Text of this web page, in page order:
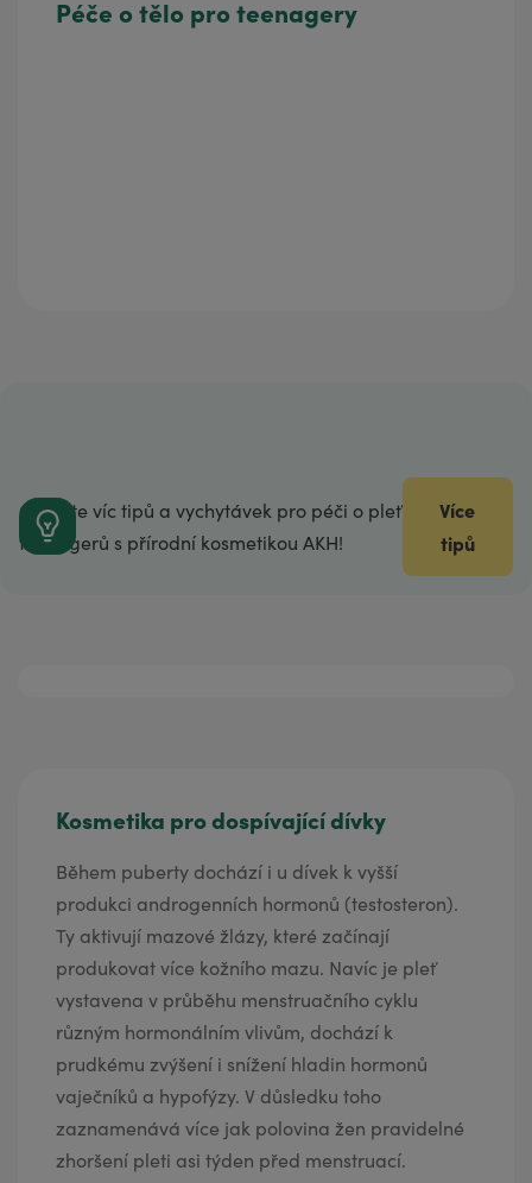
Péče o tělo pro teenagery
Objevte víc tipů a vychytávek pro péči o pleť
teenagerů s přírodní kosmetikou AKH!
Více
tipů
Kosmetika pro dospívající dívky
Během puberty dochází i u dívek k vyšší
produkci androgenních hormonů (testosteron).
Ty aktivují mazové žlázy, které začínají
produkovat více kožního mazu. Navíc je pleť
vystavena v průběhu menstruačního cyklu
různým hormonálním vlivům, dochází k
prudkému zvýšení i snížení hladin hormonů
vaječníků a hypofýzy. V důsledku toho
zaznamenává více jak polovina žen pravidelné
zhoršení pleti asi týden před menstruací.